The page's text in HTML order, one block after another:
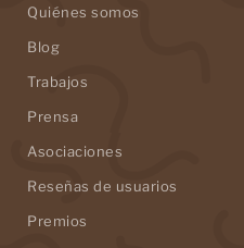
Quiénes somos
Blog
Trabajos
Prensa
Asociaciones
Reseñas de usuarios
Premios